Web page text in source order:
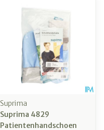
Suprima
Suprima 4829
Patientenhandschoen